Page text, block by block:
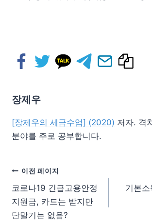
장제우
[장제우의 세금수업] (2020) 저자. 격
분야를 주로 공부합니다.
이전 페이지
코로나19 긴급고용안정
지원금, 카드는 받지만
단말기는 없음?
기본소